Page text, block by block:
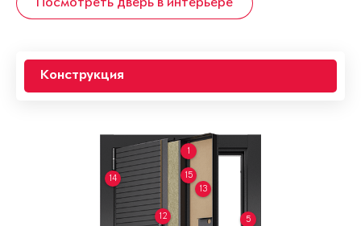
Посмотреть дверь в интерьере
Конструкция
1
5
12
13
14 15